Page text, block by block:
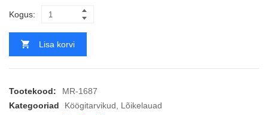
Kogus:
Lisa korvi
Tootekood:
MR-1687
Kategooriad
Köögitarvikud
Lõikelauad